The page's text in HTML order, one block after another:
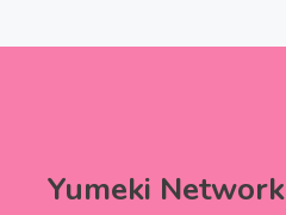
Yumeki Network